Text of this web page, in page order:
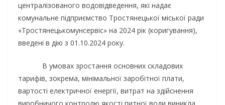
централізованого водовідведення, які надає
комунальне підприємство Тростянецької міської ради
«Тростянецькомунсервіс» на 2024 рік (коригування),
введені в дію з 01.10.2024 року.
В умовах зростання основних складових
тарифів, зокрема, мінімальної заробітної плати,
вартості електричної енергії, витрат на здійснення